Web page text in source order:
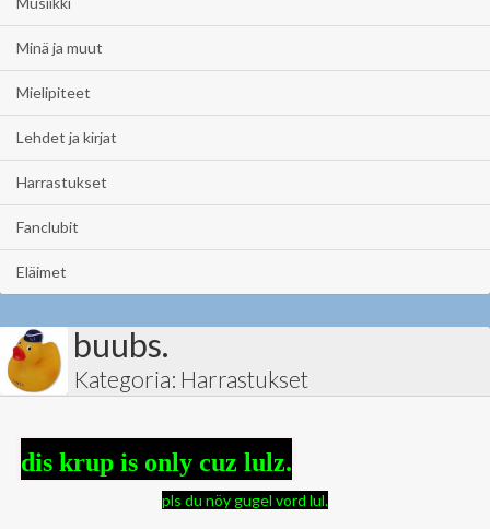
Minä ja muut
Mielipiteet
Lehdet ja kirjat
Harrastukset
Fanclubit
Eläimet
buubs.
Kategoria: Harrastukset
dis krup is only cuz lulz.
pls du nöy gugel vord lul.